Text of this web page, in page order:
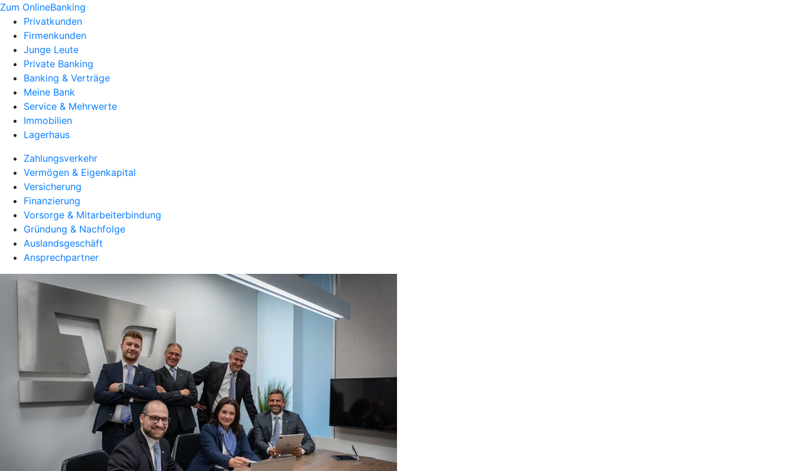
Zum OnlineBanking
Privatkunden
Firmenkunden
Junge Leute
Private Banking
Banking & Verträge
Meine Bank
Service & Mehrwerte
Immobilien
Lagerhaus
Zahlungsverkehr
Vermögen & Eigenkapital
Versicherung
Finanzierung
Vorsorge & Mitarbeiterbindung
Gründung & Nachfolge
Auslandsgeschäft
Ansprechpartner